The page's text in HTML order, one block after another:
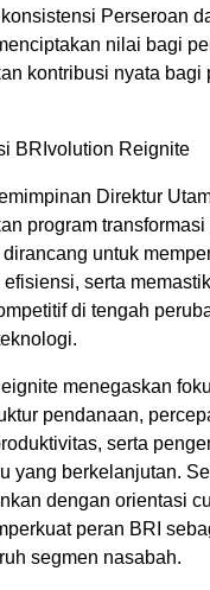
Perseroan
nilai bagi
kontribusi nyata bagi
BRIvolution Reignite
Direktur
program
untuk
serta
di tengah
menegaskan
pendanaan,
serta
yang berkelanjutan.
dengan orientasi
peran BRI
segmen nasabah.